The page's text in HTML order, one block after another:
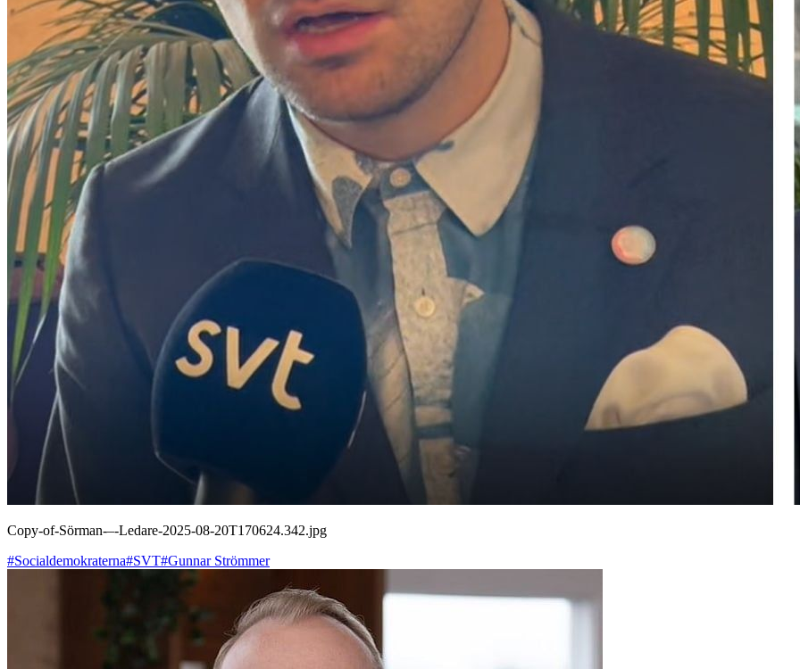
Copy-of-Sörman-–-Ledare-2025-08-20T170624.342.jpg
#Socialdemokraterna#SVT#Gunnar Strömmer